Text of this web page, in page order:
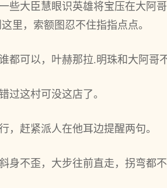
些大臣慧眼识英雄将宝压在大阿
里，索额图忍不住指指点点。
可以，叶赫那拉.明珠和大阿哥不
过这村可没这店了。
，赶紧派人在他耳边提醒两句。
身不歪，大步往前直走，拐弯都